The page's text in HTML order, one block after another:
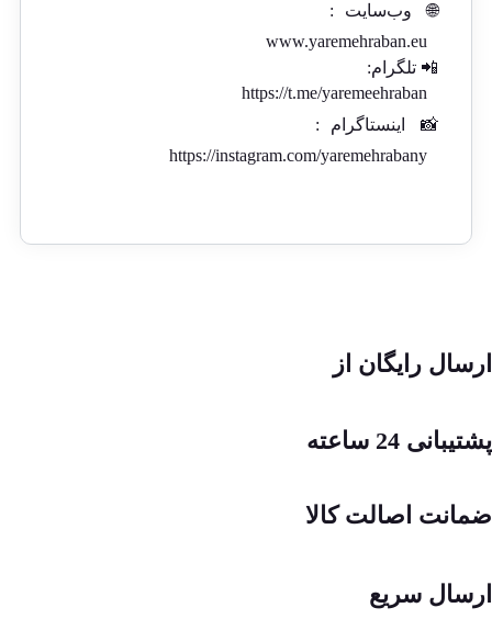
🌐
وب‌سایت
:
www.yaremehraban.eu
📲 تلگرام:
https://t.me/yaremeehraban
📸
اینستاگرام
:
https://instagram.com/yaremehrabany
ارسال رایگان از
پشتیبانی 24 ساعته
ضمانت اصالت کالا
ارسال سریع